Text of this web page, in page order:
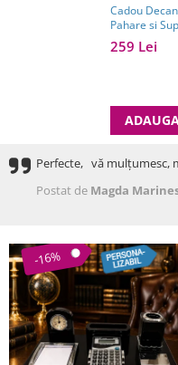
Cadou
Pahare si
259 Lei
Perfecte, vă mulțumesc,
Postat de Magda
-16%